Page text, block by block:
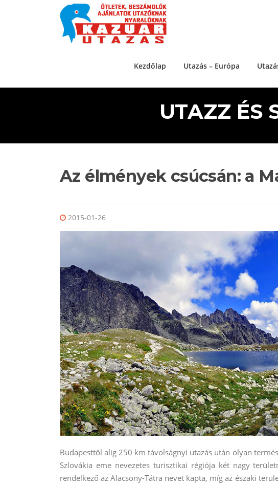
Ugrás a tartalomra
Kezdőlap Utazás – Európa
UTAZZ ÉS
Az élmények csúcsán: a
2015-01-26
Budapesttől alig 250 km távolságnyi utazás után olyan
Szlovákia eme nevezetes turisztikai régiója két nagy
rendelkező az Alacsony-Tátra nevet kapta, míg az északi